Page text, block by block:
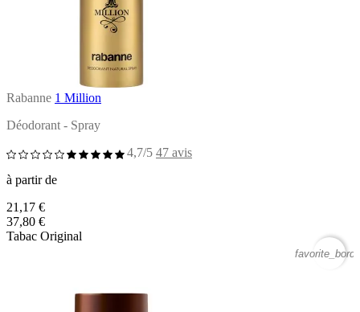
Rabanne 1 Million
Déodorant - Spray
4,7/5 47 avis
à partir de
21,17 €
37,80 €
Tabac Original